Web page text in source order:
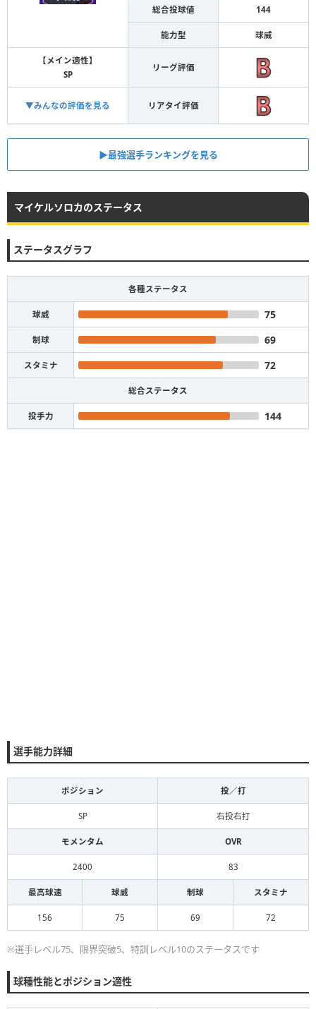
総合投球値 144
能力型 球威
【メイン適性】
SP
リーグ評価
▼みんなの評価を見る リアタイ評価
▶︎最強選手ランキングを見る
マイケルソロカのステータス
ステータスグラフ
各種ステータス
球威 75
制球 69
スタミナ 72
総合ステータス
投手力 144
選手能力詳細
ポジション 投／打
SP 右投右打
モメンタム OVR
2400 83
最高球速 球威 制球 スタミナ
156 75 69 72
※選手レベル75、限界突破5、特訓レベル10のステータスです
球種性能とポジション適性